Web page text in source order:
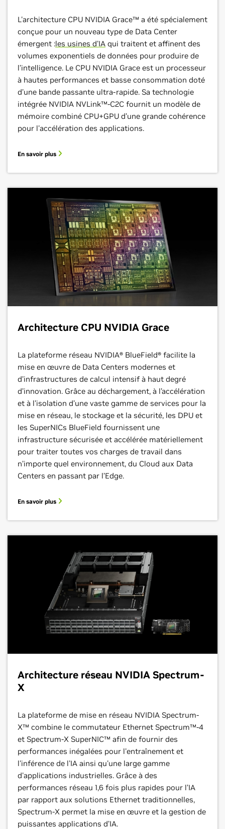
L'architecture CPU NVIDIA Grace™ a été spécialement
conçue pour un nouveau type de Data Center
émergent :les usines d'IA qui traitent et affinent des
volumes exponentiels de données pour produire de
l’intelligence. Le CPU NVIDIA Grace est un processeur
à hautes performances et basse consommation doté
d’une bande passante ultra-rapide. Sa technologie
intégrée NVIDIA NVLink™-C2C fournit un modèle de
mémoire combiné CPU+GPU d’une grande cohérence
pour l'accélération des applications.
En savoir plus
Architecture CPU NVIDIA Grace
La plateforme réseau NVIDIA® BlueField® facilite la
mise en œuvre de Data Centers modernes et
d’infrastructures de calcul intensif à haut degré
d’innovation. Grâce au déchargement, à l’accélération
et à l’isolation d’une vaste gamme de services pour la
mise en réseau, le stockage et la sécurité, les DPU et
les SuperNICs BlueField fournissent une
infrastructure sécurisée et accélérée matériellement
pour traiter toutes vos charges de travail dans
n’importe quel environnement, du Cloud aux Data
Centers en passant par l’Edge.
En savoir plus
Architecture réseau NVIDIA Spectrum-
X
La plateforme de mise en réseau NVIDIA Spectrum-
X™ combine le commutateur Ethernet Spectrum™-4
et Spectrum-X SuperNIC™ afin de fournir des
performances inégalées pour l'entraînement et
l'inférence de l'IA ainsi qu'une large gamme
d'applications industrielles. Grâce à des
performances réseau 1,6 fois plus rapides pour l’IA
par rapport aux solutions Ethernet traditionnelles,
Spectrum-X permet la mise en œuvre et la gestion de
puissantes applications d’IA.